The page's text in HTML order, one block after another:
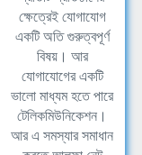
ক্ষেত্রেই যোগাযোগ
একটি অতি গুরুত্বপূর্ণ
বিষয়। আর
যোগাযোগের একটি
ভালো মাধ্যম হতে পারে
টেলিকমিউনিকেশন।
আর এ সমস্যার সমাধান